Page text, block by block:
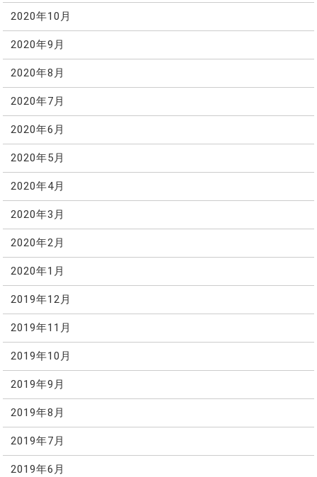
2020年10月
2020年9月
2020年8月
2020年7月
2020年6月
2020年5月
2020年4月
2020年3月
2020年2月
2020年1月
2019年12月
2019年11月
2019年10月
2019年9月
2019年8月
2019年7月
2019年6月